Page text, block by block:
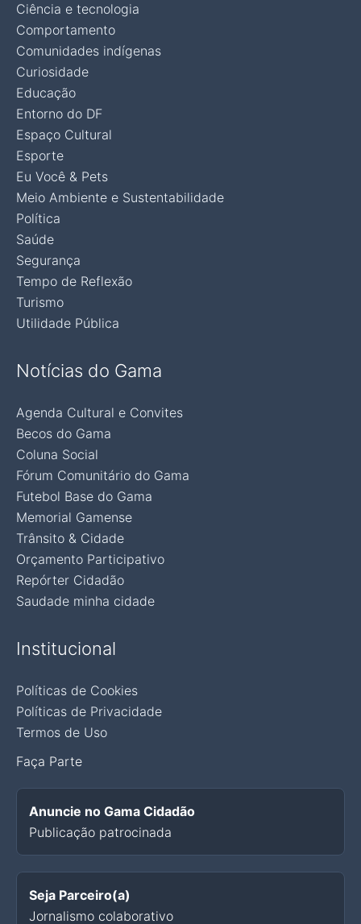
Ciência e tecnologia
Comportamento
Comunidades indígenas
Curiosidade
Educação
Entorno do DF
Espaço Cultural
Esporte
Eu Você & Pets
Meio Ambiente e Sustentabilidade
Política
Saúde
Segurança
Tempo de Reflexão
Turismo
Utilidade Pública
Notícias do Gama
Agenda Cultural e Convites
Becos do Gama
Coluna Social
Fórum Comunitário do Gama
Futebol Base do Gama
Memorial Gamense
Trânsito & Cidade
Orçamento Participativo
Repórter Cidadão
Saudade minha cidade
Institucional
Políticas de Cookies
Políticas de Privacidade
Termos de Uso
Faça Parte
Anuncie no Gama Cidadão
Publicação patrocinada
Seja Parceiro(a)
Jornalismo colaborativo